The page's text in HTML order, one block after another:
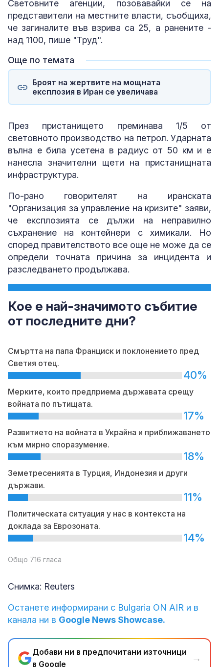
Световните агенции, позовавайки се на
представители на местните власти, съобщиха,
че загиналите във взрива са 25, а ранените -
над 1100, пише "Труд".
Още по темата
Броят на жертвите на мощната
експлозия в Иран се увеличава
През пристанището преминава 1/5 от
световното производство на петрол. Ударната
вълна е била усетена в радиус от 50 км и е
нанесла значителни щети на пристанищната
инфраструктура.
По-рано говорителят на иранската
"Организация за управление на кризите" заяви,
че експлозията се дължи на неправилно
съхранение на контейнери с химикали. Но
според правителството все още не може да се
определи точната причина за инцидента и
разследването продължава.
Кое е най-значимото събитие
от последните дни?
Смъртта на папа Франциск и поклонението пред
Светия отец.
40%
Мерките, които предприема държавата срещу
войната по пътищата.
17%
Развитието на войната в Украйна и приближаването
към мирно споразумение.
18%
Земетресенията в Турция, Индонезия и други
държави.
11%
Политическата ситуация у нас в контекста на
доклада за Еврозоната.
14%
Общо 716 гласа
Снимка: Reuters
Останете информирани с Bulgaria ON AIR и в
канала ни в Google News Showcase.
Добави ни в предпочитани източници
в Google
→